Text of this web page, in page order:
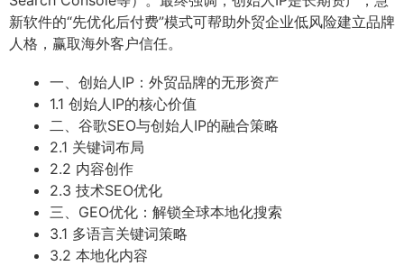
新软件的“先优化后付费”模式可帮助外贸企业低风险建立品牌
人格，赢取海外客户信任。
一、创始人IP：外贸品牌的无形资产
1.1 创始人IP的核心价值
二、谷歌SEO与创始人IP的融合策略
2.1 关键词布局
2.2 内容创作
2.3 技术SEO优化
三、GEO优化：解锁全球本地化搜索
3.1 多语言关键词策略
3.2 本地化内容